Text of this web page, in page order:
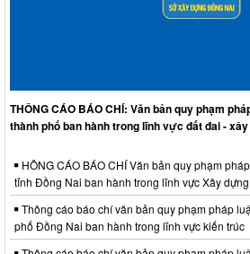
THÔNG CÁO BÁO CHÍ: Văn bản quy phạm
thành phố ban hành trong lĩnh vực đất đai -
HÔNG CÁO BÁO CHÍ Văn bản quy phạm
tỉnh Đồng Nai ban hành trong lĩnh vực Xây dựng
Thông cáo báo chí văn bản quy phạm pháp
phố Đồng Nai ban hành trong lĩnh vực kiến trúc